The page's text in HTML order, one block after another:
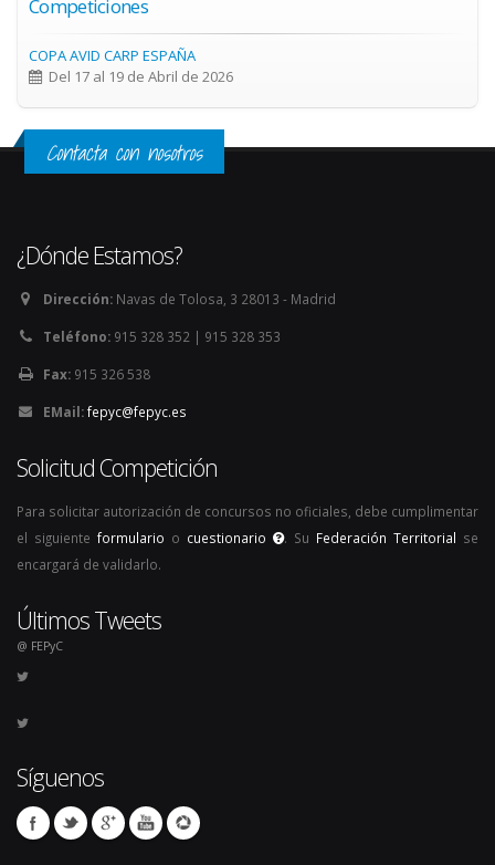
Competiciones
COPA AVID CARP ESPAÑA
Del 17 al 19 de Abril de 2026
Contacta con nosotros
¿Dónde Estamos?
Dirección: Navas de Tolosa, 3 28013 - Madrid
Teléfono: 915 328 352 | 915 328 353
Fax: 915 326 538
EMail:fepyc@fepyc.es
Solicitud Competición
Para solicitar autorización de concursos no oficiales, debe cumplimentar
el siguiente formulario o cuestionario . Su Federación Territorial se
encargará de validarlo.
Últimos Tweets
@ FEPyC
Síguenos